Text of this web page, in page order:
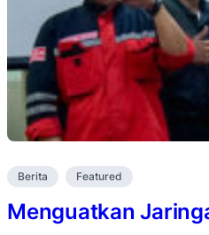
Berita Featured
Menguatkan